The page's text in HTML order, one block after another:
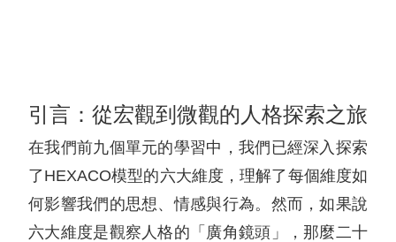
引言：從宏觀到微觀的人格探索之旅
在我們前九個單元的學習中，我們已經深入探索
了HEXACO模型的六大維度，理解了每個維度如
何影響我們的思想、情感與行為。然而，如果說
六大維度是觀察人格的「廣角鏡頭」，那麼二十